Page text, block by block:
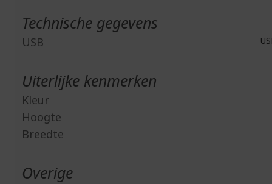
Technische gegevens
USB
Uiterlijke kenmerken
Kleur
Hoogte
Breedte
Overige